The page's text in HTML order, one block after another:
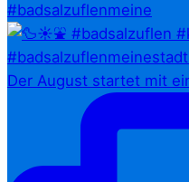
#badsalzuflenmeine
Der August startet mit